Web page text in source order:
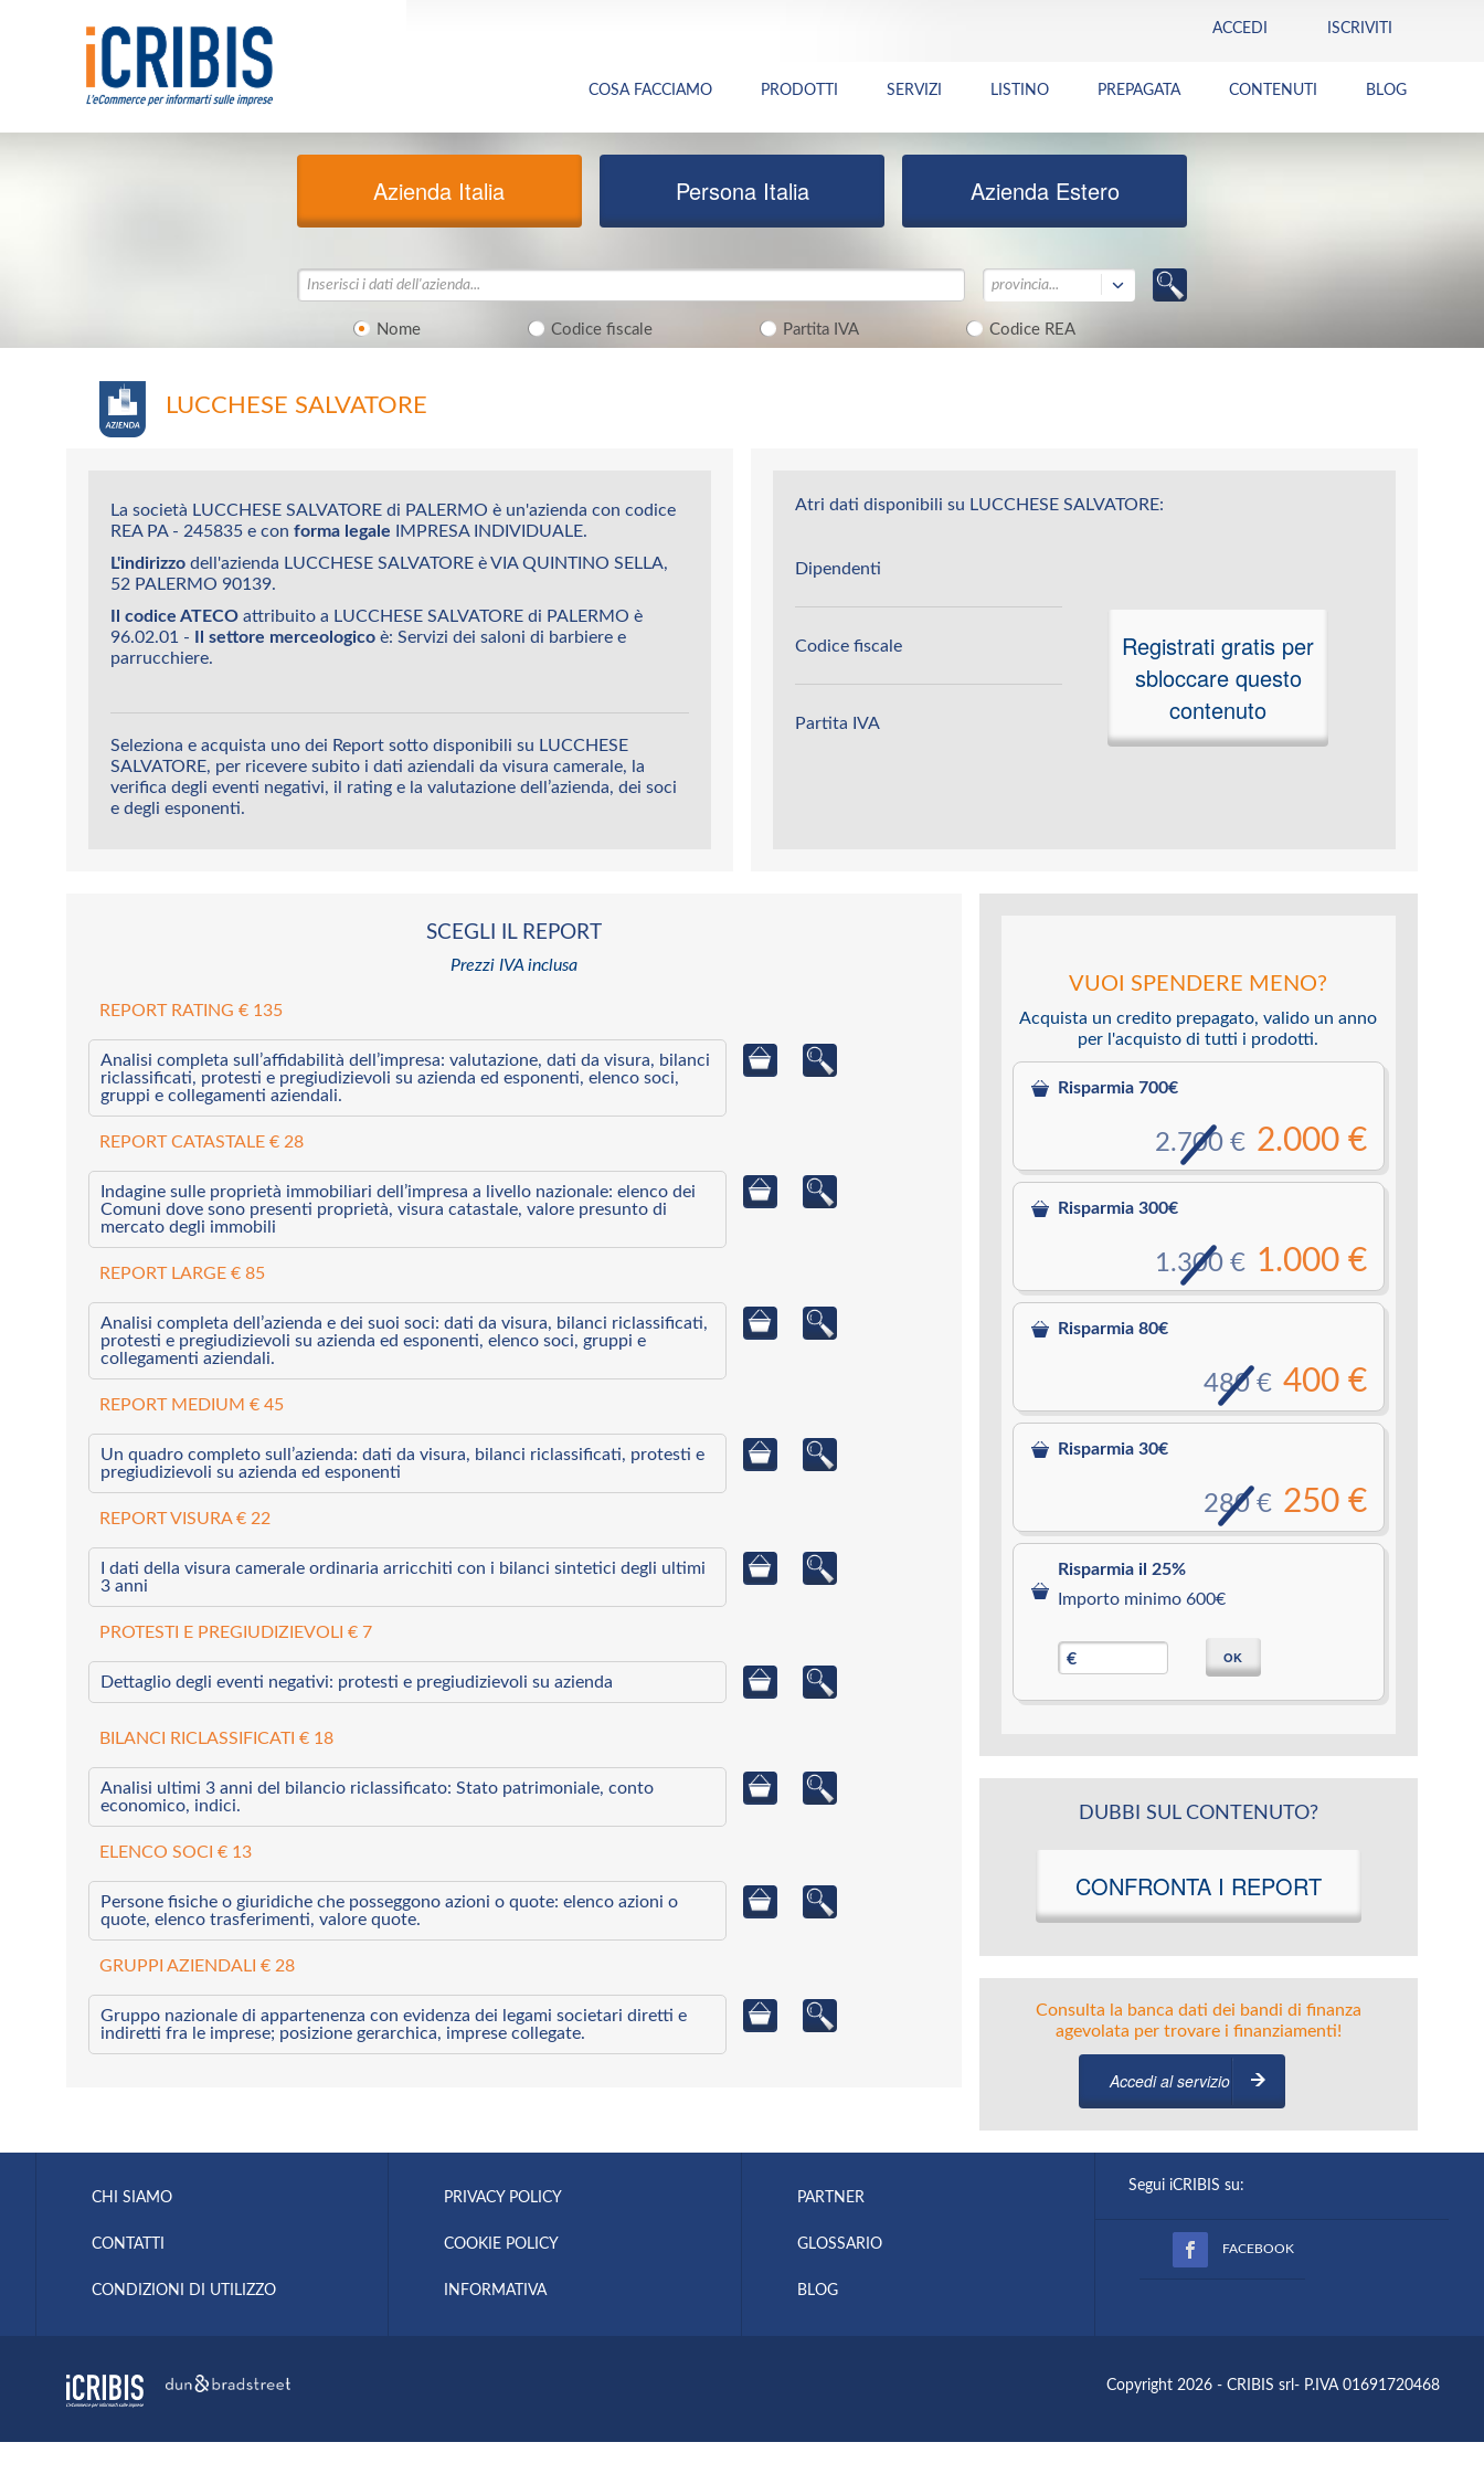
ACCEDI ISCRIVITI
COSA FACCIAMO PRODOTTI SERVIZI LISTINO PREPAGATA CONTENUTI BLOG
Azienda Italia Persona Italia Azienda Estero
Nome Codice fiscale Partita IVA Codice REA
provincia...
LUCCHESE SALVATORE
La società LUCCHESE SALVATORE di PALERMO è un'azienda con codice
REA PA - 245835 e con forma legale IMPRESA INDIVIDUALE.
L'indirizzo dell'azienda LUCCHESE SALVATORE è VIA QUINTINO SELLA,
52 PALERMO 90139.
Il codice ATECO attribuito a LUCCHESE SALVATORE di PALERMO è
96.02.01 -
Il settore merceologico è: Servizi dei saloni di barbiere e
parrucchiere.
Seleziona e acquista uno dei Report sotto disponibili su LUCCHESE
SALVATORE, per ricevere subito i dati aziendali da visura camerale, la
verifica degli eventi negativi, il rating e la valutazione dell’azienda, dei soci
e degli esponenti.
Atri dati disponibili su LUCCHESE SALVATORE:
Dipendenti
Codice fiscale
Partita IVA
Registrati gratis per
sbloccare questo
contenuto
SCEGLI IL REPORT
Prezzi IVA inclusa
REPORT RATING € 135
Analisi completa sull’affidabilità dell’impresa: valutazione, dati da visura, bilanci
riclassificati, protesti e pregiudizievoli su azienda ed esponenti, elenco soci,
gruppi e collegamenti aziendali.
REPORT CATASTALE € 28
Indagine sulle proprietà immobiliari dell’impresa a livello nazionale: elenco dei
Comuni dove sono presenti proprietà, visura catastale, valore presunto di
mercato degli immobili
REPORT LARGE € 85
Analisi completa dell’azienda e dei suoi soci: dati da visura, bilanci riclassificati,
protesti e pregiudizievoli su azienda ed esponenti, elenco soci, gruppi e
collegamenti aziendali.
REPORT MEDIUM € 45
Un quadro completo sull’azienda: dati da visura, bilanci riclassificati, protesti e
pregiudizievoli su azienda ed esponenti
REPORT VISURA € 22
I dati della visura camerale ordinaria arricchiti con i bilanci sintetici degli ultimi
3 anni
PROTESTI E PREGIUDIZIEVOLI € 7
Dettaglio degli eventi negativi: protesti e pregiudizievoli su azienda
BILANCI RICLASSIFICATI € 18
Analisi ultimi 3 anni del bilancio riclassificato: Stato patrimoniale, conto
economico, indici.
ELENCO SOCI € 13
Persone fisiche o giuridiche che posseggono azioni o quote: elenco azioni o
quote, elenco trasferimenti, valore quote.
GRUPPI AZIENDALI € 28
Gruppo nazionale di appartenenza con evidenza dei legami societari diretti e
indiretti fra le imprese; posizione gerarchica, imprese collegate.
VUOI SPENDERE MENO?
Acquista un credito prepagato, valido un anno
per l'acquisto di tutti i prodotti.
Risparmia 700€
2.000 €
2.700 €
Risparmia 300€
1.000 €
1.300 €
Risparmia 80€
400 €
480 €
Risparmia 30€
250 €
280 €
Risparmia il 25%
Importo minimo 600€
€ OK
DUBBI SUL CONTENUTO?
CONFRONTA I REPORT
Consulta la banca dati dei bandi di finanza
agevolata per trovare i finanziamenti!
Accedi al servizio
CHI SIAMO
CONTATTI
CONDIZIONI DI UTILIZZO
PRIVACY POLICY
COOKIE POLICY
INFORMATIVA
PARTNER
GLOSSARIO
BLOG
Segui iCRIBIS su:
FACEBOOK
Copyright 2026 - CRIBIS srl- P.IVA 01691720468